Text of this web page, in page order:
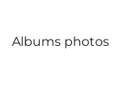
Albums photos